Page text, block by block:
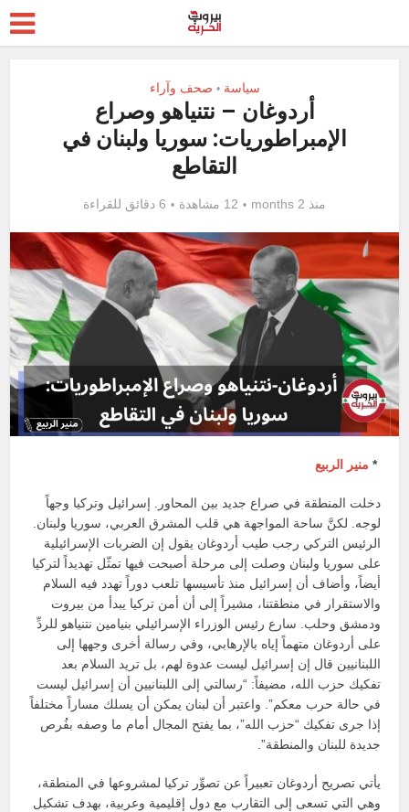
سياسة • صحف وآراء
أردوغان – نتنياهو وصراع
الإمبراطوريات: سوريا ولبنان في
التقاطع
منذ 2 months 12 مشاهدة 6 دقائق للقراءة
* منير الربيع
دخلت المنطقة في صراع جديد بين المحاور. إسرائيل وتركيا وجهاً
لوجه. لكنَّ ساحة المواجهة هي قلب المشرق العربي، سوريا ولبنان.
الرئيس التركي رجب طيب أردوغان يقول إن الضربات الإسرائيلية
على ​سوريا​ و​لبنان​ وصلت إلى مرحلة أصبحت فيها تمثّل تهديداً لتركيا
أيضاً، وأضاف أن إسرائيل منذ تأسيسها تلعب دوراً تهدد فيه السلام
والاستقرار في منطقتنا، مشيراً إلى أن أمن تركيا يبدأ من بيروت
ودمشق وحلب. سارع رئيس الوزراء الإسرائيلي بنيامين نتنياهو للردِّ
على أردوغان متهماً إياه بالإرهابي، وفي رسالة أخرى وجهها إلى
اللبنانيين قال إن إسرائيل ليست عدوة لهم، بل تريد السلام بعد
تفكيك حزب الله، مضيفاً: “رسالتي إلى اللبنانيين أن إسرائيل ليست
في حالة حرب معكم”. واعتبر أن لبنان يمكن أن يسلك مساراً مختلفاً
إذا جرى تفكيك “حزب الله”، بما يفتح المجال أمام ما وصفه بفُرص
جديدة للبنان والمنطقة”.
يأتي تصريح أردوغان تعبيراً عن تصوِّر تركيا لمشروعها في المنطقة،
وهي التي تسعى إلى التقارب مع دول إقليمية وعربية، بهدف تشكيل